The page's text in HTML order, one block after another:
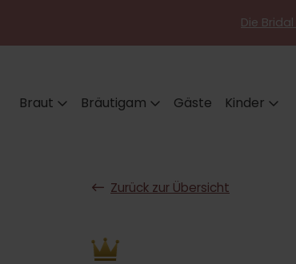
Die
Braut Bräutigam Gäste Kinder
Zurück zur Übersicht